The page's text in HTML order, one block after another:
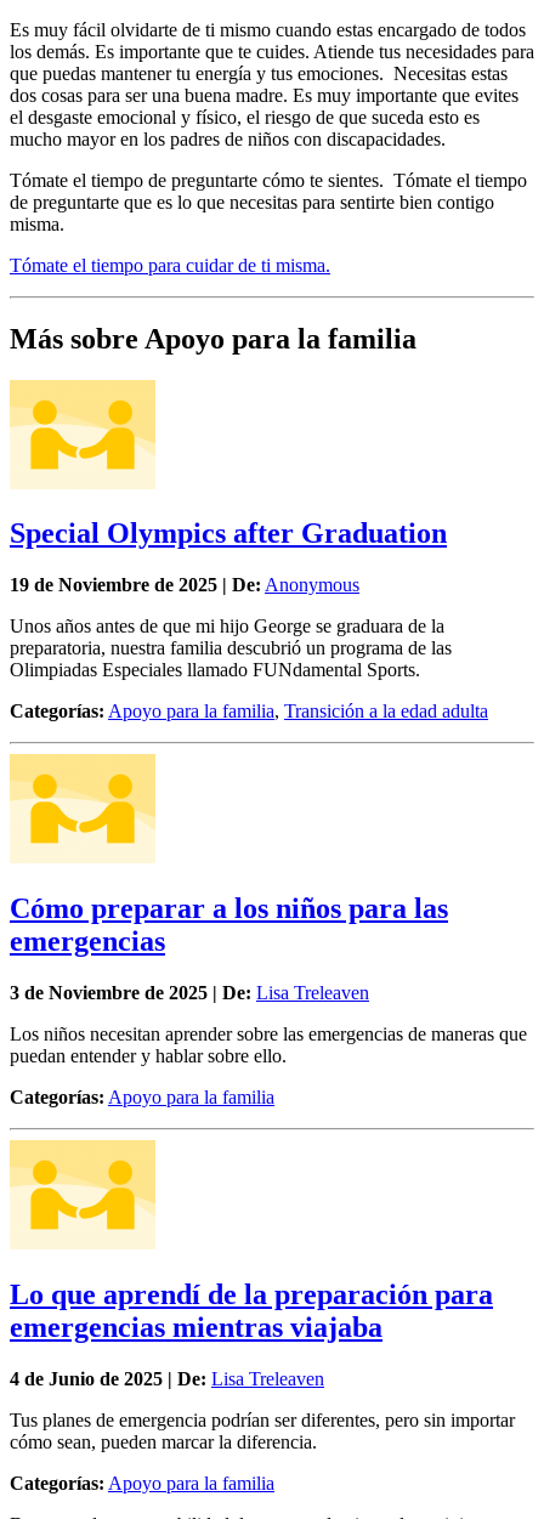
Es muy fácil olvidarte de ti mismo cuando estas encargado de todos
los demás. Es importante que te cuides. Atiende tus necesidades para
que puedas mantener tu energía y tus emociones. Necesitas estas
dos cosas para ser una buena madre. Es muy importante que evites
el desgaste emocional y físico, el riesgo de que suceda esto es
mucho mayor en los padres de niños con discapacidades.
Tómate el tiempo de preguntarte cómo te sientes. Tómate el tiempo
de preguntarte que es lo que necesitas para sentirte bien contigo
misma.
Tómate el tiempo para cuidar de ti misma.
Más sobre Apoyo para la familia
Special Olympics after Graduation
19 de Noviembre de 2025 | De: Anonymous
Unos años antes de que mi hijo George se graduara de la
preparatoria, nuestra familia descubrió un programa de las
Olimpiadas Especiales llamado FUNdamental Sports.
Categorías: Apoyo para la familia, Transición a la edad adulta
Cómo preparar a los niños para las
emergencias
3 de Noviembre de 2025 | De: Lisa Treleaven
Los niños necesitan aprender sobre las emergencias de maneras que
puedan entender y hablar sobre ello.
Categorías: Apoyo para la familia
Lo que aprendí de la preparación para
emergencias mientras viajaba
4 de Junio de 2025 | De: Lisa Treleaven
Tus planes de emergencia podrían ser diferentes, pero sin importar
cómo sean, pueden marcar la diferencia.
Categorías: Apoyo para la familia